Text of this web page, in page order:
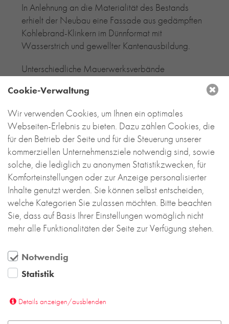
In Anlehnung an die Materialität des Bestands
erhielt der Neubau eine Fassade aus gedämpften
Kohlebrand-Klinkern im Dünnformat mit
Wasserstrich und gewellter Kantenausbildung.
Unterschiedliche Mauerwerksverbände
dahinterliegenden Funktionen. Die glatten
Fassadenbereiche sind im „wilden Verband“
gemauert, die Fenster wurden durch Bänder im
„Stromlinienverband“ mit Formklinker
verbunden. Der dadurch entstehende Eindruck
einer Bandfassade setzt einen
eigenständigen Akzent zur vorhandenen
Lochfassade des Altbaus.
Die Gebäudeecken wurden unter Fortsetzung des
jeweiligen Verbandes mit Formklinker hergestellt.
Die Fassade des Kammermusiksaales ist im
„Stromlinienverband“ gemauert. Durch die
„Filtermauerwerksfassade“ mit dahinterliegender
gleichmäßiges Licht in den Saal. In den
Abendstunden und bei künstlicher Beleuchtung im
Cookie-Verwaltung
Wir verwenden Cookies, um Ihnen ein optimales
Webseiten-Erlebnis zu bieten. Dazu zählen Cookies, die
für den Betrieb der Seite und für die Steuerung unserer
kommerziellen Unternehmensziele notwendig sind, sowie
solche, die lediglich zu anonymen Statistikzwecken, für
Komforteinstellungen oder zur Anzeige personalisierter
Inhalte genutzt werden. Sie können selbst entscheiden,
welche Kategorien Sie zulassen möchten. Bitte beachten
Sie, dass auf Basis Ihrer Einstellungen womöglich nicht
mehr alle Funktionalitäten der Seite zur Verfügung stehen.
Notwendig
Statistik
Details anzeigen/ausblenden